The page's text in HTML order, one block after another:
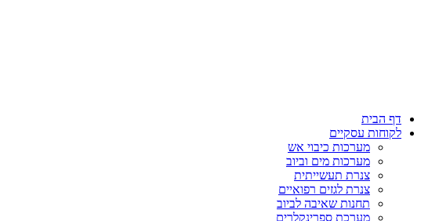
דף הבית
לקוחות עסקיים
מערכות כיבוי אש
מערכות מים וביוב
צנרת תעשייתית
צנרת לגזים רפואיים
תחנות שאיבה לביוב
מערכת ספרינקלרים